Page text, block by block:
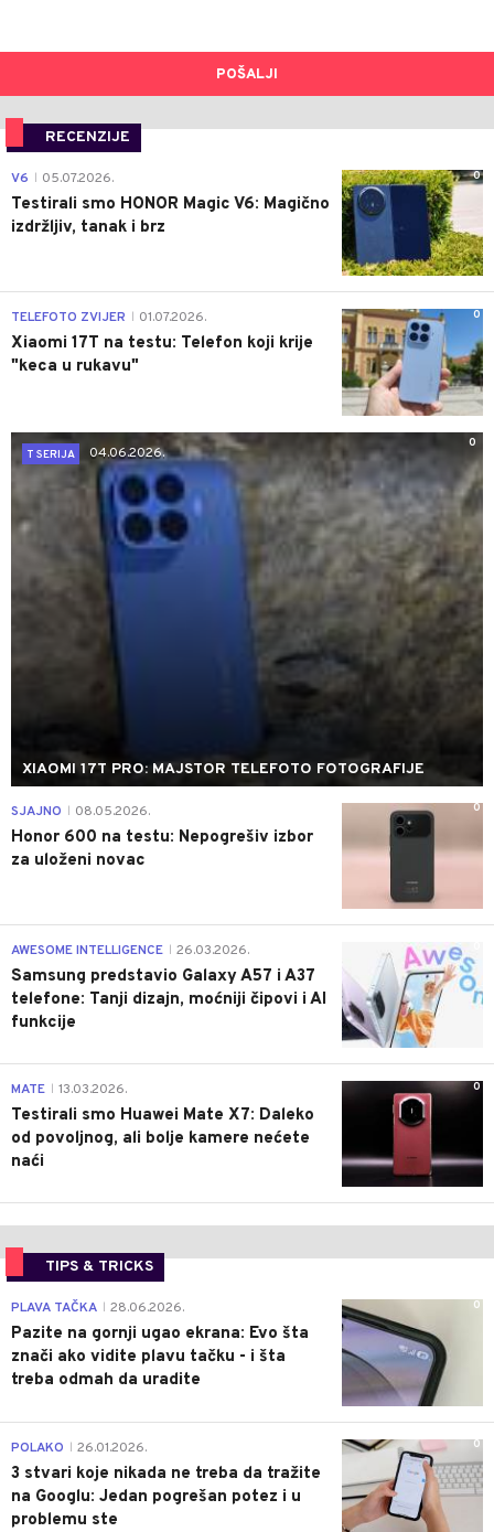
POŠALJI
RECENZIJE
0
V6 05.07.2026.
Testirali smo HONOR Magic V6: Magično
izdržljiv, tanak i brz
0
TELEFOTO ZVIJER 01.07.2026.
Xiaomi 17T na testu: Telefon koji krije
"keca u rukavu"
0
T SERIJA
04.06.2026.
XIAOMI 17T PRO: MAJSTOR TELEFOTO FOTOGRAFIJE
0
SJAJNO 08.05.2026.
Honor 600 na testu: Nepogrešiv izbor
za uloženi novac
AWESOME INTELLIGENCE 26.03.2026.
Samsung predstavio Galaxy A57 i A37
telefone: Tanji dizajn, moćniji čipovi i AI
funkcije
0
MATE 13.03.2026.
Testirali smo Huawei Mate X7: Daleko
od povoljnog, ali bolje kamere nećete
naći
TIPS & TRICKS
0
PLAVA TAČKA 28.06.2026.
Pazite na gornji ugao ekrana: Evo šta
znači ako vidite plavu tačku - i šta
treba odmah da uradite
0
POLAKO 26.01.2026.
3 stvari koje nikada ne treba da tražite
na Googlu: Jedan pogrešan potez i u
problemu ste